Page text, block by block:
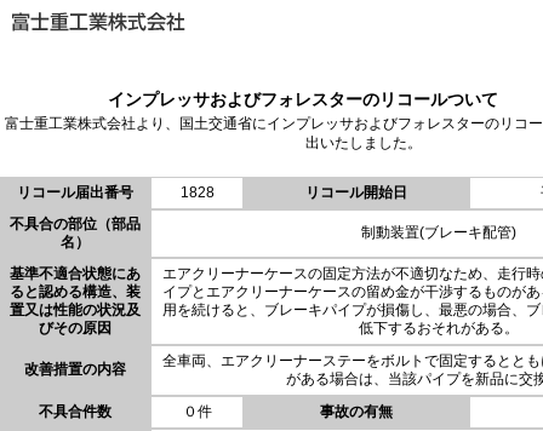
インプレッサおよびフォレスターのリコールついて
富士重工業株式会社より、国土交通省にインプレッサおよびフォレスターのリコ
出いたしました。
リコール届出番号 1828 リコール開始日
不具合の部位（部品
名）
制動装置(ブレーキ配管)
基準不適合状態にあ
ると認める構造、装
置又は性能の状況及
びその原因
エアクリーナーケースの固定方法が不適切なため、走行
イプとエアクリーナーケースの留め金が干渉するものが
用を続けると、ブレーキパイプが損傷し、最悪の場合、
低下するおそれがある。
改善措置の内容
全車両、エアクリーナーステーをボルトで固定するとと
がある場合は、当該パイプを新品に交
不具合件数
０件
事故の有無